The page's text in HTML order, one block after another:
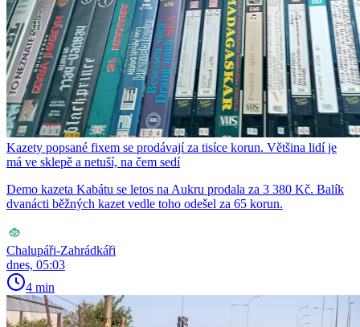
Kazety popsané fixem se prodávají za tisíce korun. Většina lidí je
má ve sklepě a netuší, na čem sedí
Demo kazeta Kabátu se letos na Aukru prodala za 3 380 Kč. Balík
dvanácti běžných kazet vedle toho odešel za 65 korun.
Chalupáři-Zahrádkáři
dnes, 05:03
4 min